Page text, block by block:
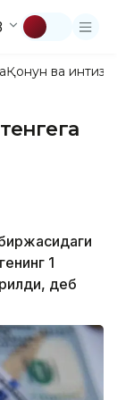
Қонун ва
1
деб